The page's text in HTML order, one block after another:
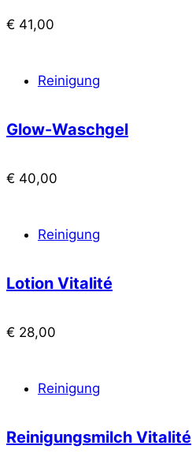
€ 41,00
Reinigung
Glow-Waschgel
€ 40,00
Reinigung
Lotion Vitalité
€ 28,00
Reinigung
Reinigungsmilch Vitalité